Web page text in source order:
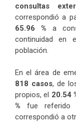
consultas
correspondió a
65.96 % a
continuidad en
población.
En el área de
818 casos, de
propios, el 20.54
% fue referido
correspondió a